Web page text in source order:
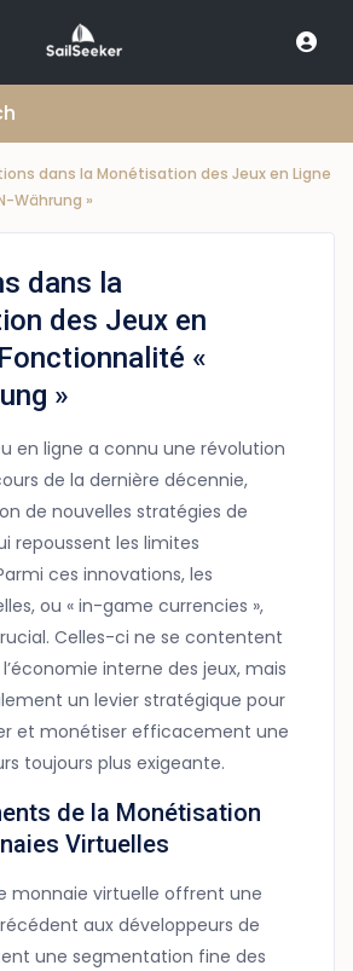
dans la Monétisation des Jeux en Ligne
Währung »
dans la
des Jeux en
«
»
en ligne a connu une révolution
de la dernière décennie,
de nouvelles stratégies de
repoussent les limites
ces innovations, les
ou « in-game currencies »,
Celles-ci ne se contentent
interne des jeux, mais
un levier stratégique pour
et monétiser efficacement une
toujours plus exigeante.
de la Monétisation
Virtuelles
monnaie virtuelle offrent une
aux développeurs de
une segmentation fine des